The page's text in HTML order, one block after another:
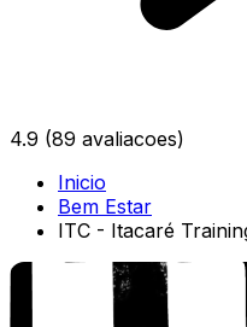
4.9 (89 avaliacoes)
Inicio
Bem Estar
ITC - Itacaré